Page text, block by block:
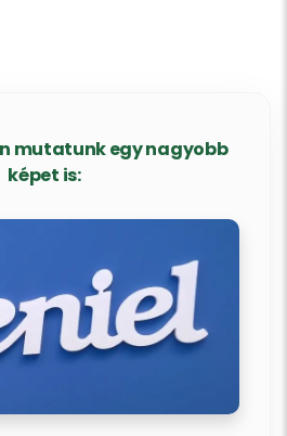
mutatunk egy nagyobb
képet is: